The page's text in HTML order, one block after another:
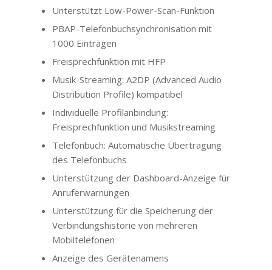
Unterstützt Low-Power-Scan-Funktion
PBAP-Telefonbuchsynchronisation mit
1000 Einträgen
Freisprechfunktion mit HFP
Musik-Streaming: A2DP (Advanced Audio
Distribution Profile) kompatibel
Individuelle Profilanbindung:
Freisprechfunktion und Musikstreaming
Telefonbuch: Automatische Übertragung
des Telefonbuchs
Unterstützung der Dashboard-Anzeige für
Anruferwarnungen
Unterstützung für die Speicherung der
Verbindungshistorie von mehreren
Mobiltelefonen
Anzeige des Gerätenamens